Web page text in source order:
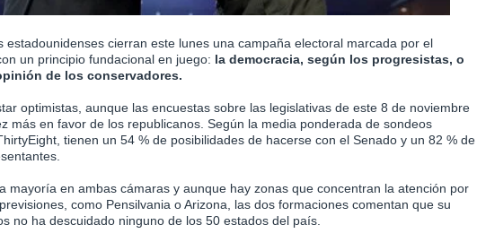
estadounidenses cierran este lunes una campaña electoral marcada por el
un principio fundacional en juego: la democracia, según los progresistas, o
de los conservadores.
optimistas, aunque las encuestas sobre las legislativas de este 8 de noviembre
más en favor de los republicanos. Según la media ponderada de sondeos
tienen un 54 % de posibilidades de hacerse con el Senado y un 82 % de
mayoría en ambas cámaras y aunque hay zonas que concentran la atención por
como Pensilvania o Arizona, las dos formaciones comentan que su
no ha descuidado ninguno de los 50 estados del país.